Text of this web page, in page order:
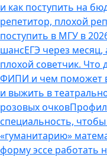
и как поступить на
репетитор, плохой
поступить в МГУ в
шансЕГЭ через
плохой советчик. Что
ФИПИ и чем поможет в
и выжить в
розовых очков
специальность,
«гуманитарию»
форму эссе работать